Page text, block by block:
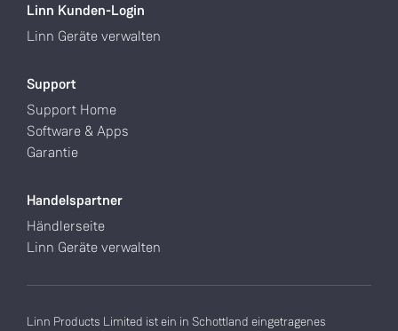
Linn Kunden-Login
Linn Geräte verwalten
Support
Support Home
Software & Apps
Garantie
Handelspartner
Händlerseite
Linn Geräte verwalten
Linn Products Limited ist ein in Schottland eingetragenes